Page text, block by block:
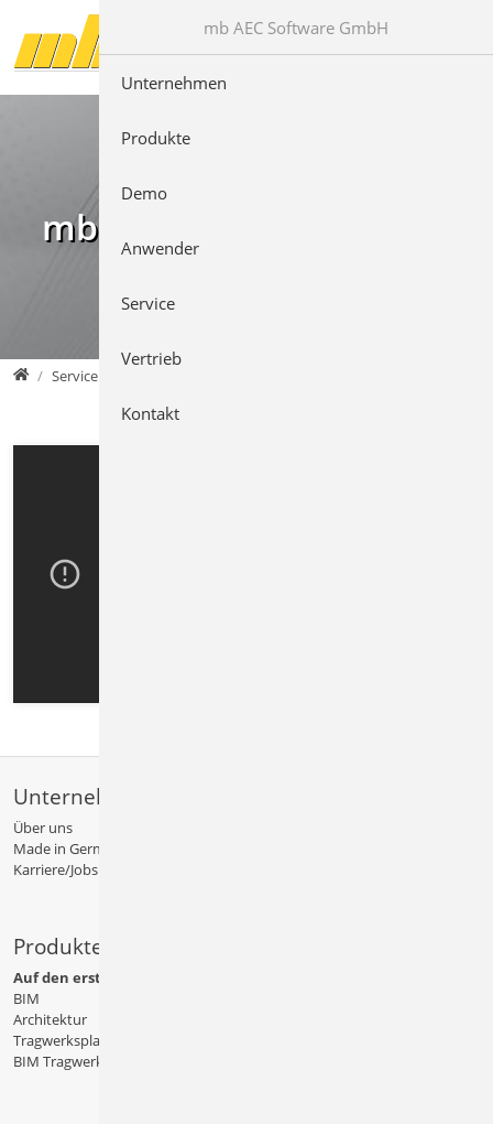
Direkt zur Hauptnavigation springen
Direkt zum Inhalt springen
mb Videos
mb AEC Software GmbH
Service
Unternehmen
Über uns
Made in Germany
Karriere/Jobs
Produkte
Auf den ersten Blick
BIM
Architektur
Tragwerksplanung
BIM Tragwerksplanung
mb AEC Software GmbH
Unternehmen
Produkte
Demo
Anwender
Service
Vertrieb
Kontakt